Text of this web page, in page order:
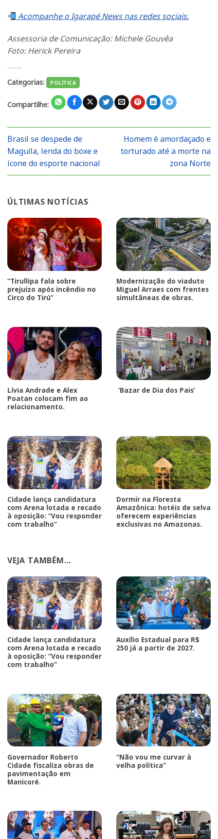
Acompanhe o Igarapé News nas redes sociais.
Assessoria de Comunicação: Michele Gouvêa
Foto: Herick Pereira
Categorias: POLÍTICA
Compartilhe:
Brasil se despede de
Maguila, lenda do boxe e
ícone do esporte nacional
Homem é amordaçado e
torturado até a morte na
zona Norte
ÚLTIMAS NOTÍCIAS
“Tirullipa fala sobre
prejuízo após incêndio no
Circo do Tirú”
Modernização do viaduto
Miguel Arraes com frentes
simultâneas de obras.
Lívia Andrade e Alex
Poatan colocam fim ao
relacionamento.
‘Bazar de Dia dos Pais’
Cidade lança candidatura
com Arena lotada e recado
à oposição: “Vou responder
com trabalho”
Dormir na Floresta
Amazônica: hotéis de selva
oferecem experiências
exclusivas no Amazonas.
VEJA TAMBÉM...
Cidade lança candidatura
com Arena lotada e recado
à oposição: “Vou responder
com trabalho”
Auxílio Estadual para R$
250 já a partir de 2027.
Governador Roberto
Cidade fiscaliza obras de
pavimentação em
Manicoré.
“Não vou me curvar à
velha política”